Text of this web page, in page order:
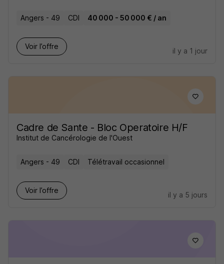
Angers - 49 CDI 40 000 - 50 000 € / an
Voir l’offre
il y a 1 jour
Cadre de Sante - Bloc Operatoire H/F
Institut de Cancérologie de l'Ouest
Angers - 49 CDI Télétravail occasionnel
Voir l’offre
il y a 5 jours